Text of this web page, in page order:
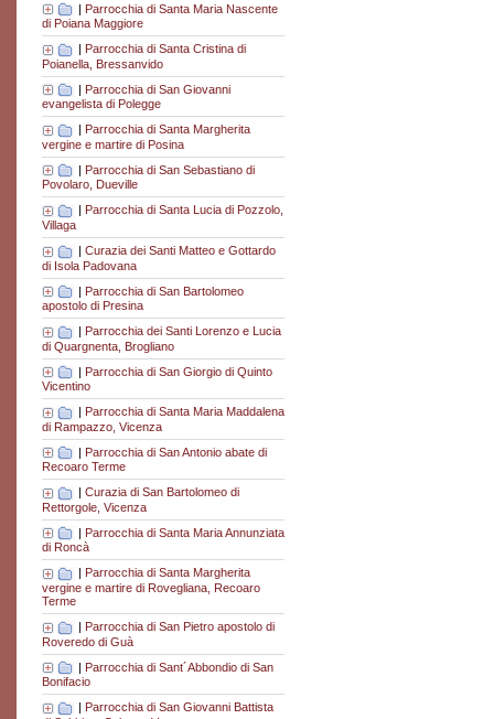
| Parrocchia di Santa Maria Nascente
di Poiana Maggiore
Parrocchia di Santa Cristina di
Poianella, Bressanvido
| Parrocchia di San Giovanni
evangelista di Polegge
Parrocchia di Santa Margherita
vergine e martire di Posina
| Parrocchia di San Sebastiano di
Povolaro, Dueville
Parrocchia di Santa Lucia di Pozzolo,
Villaga
| Curazia dei Santi Matteo e Gottardo
di Isola Padovana
| Parrocchia di San Bartolomeo
apostolo di Presina
| Parrocchia dei Santi Lorenzo e Lucia
di Quargnenta, Brogliano
| Parrocchia di San Giorgio di Quinto
Vicentino
Parrocchia di Santa Maria Maddalena
di Rampazzo, Vicenza
| Parrocchia di San Antonio abate di
Recoaro Terme
Curazia di San Bartolomeo di
Rettorgole, Vicenza
| Parrocchia di Santa Maria Annunziata
di Roncà
Parrocchia di Santa Margherita
vergine e martire di Rovegliana, Recoaro
Terme
| Parrocchia di San Pietro apostolo di
Roveredo di Guà
| Parrocchia di Sant´Abbondio di San
Bonifacio
| Parrocchia di San Giovanni Battista